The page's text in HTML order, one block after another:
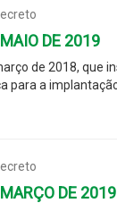
DE 2019
de 2018, que
para a
DE 2019